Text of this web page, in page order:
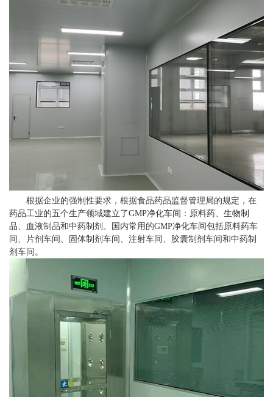
根据企业的强制性要求，根据食品药品监督管理局的规定，在
药品工业的五个生产领域建立了GMP净化车间：原料药、生物制
品、血液制品和中药制剂。国内常用的GMP净化车间包括原料药车
间、片剂车间、固体制剂车间、注射车间、胶囊制剂车间和中药制
剂车间。